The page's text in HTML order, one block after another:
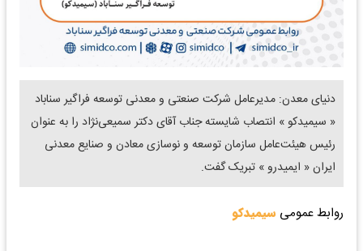
دنیای معدن: مدیرعامل شرکت صنعتی و معدنی توسعه فراگیر سناباد
« سیمیدکو » انتصاب شایسته جناب آقای دکتر سمیعی‌نژاد را به عنوان
رئیس هیئت‌عامل سازمان توسعه و نوسازی معادن و صنایع معدنی
ایران « ایمیدرو » تبریک گفت.
روابط عمومی سیمیدکو